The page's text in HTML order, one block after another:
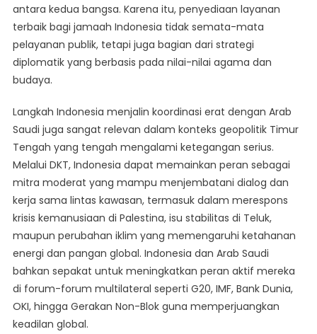
antara kedua bangsa. Karena itu, penyediaan layanan
terbaik bagi jamaah Indonesia tidak semata-mata
pelayanan publik, tetapi juga bagian dari strategi
diplomatik yang berbasis pada nilai-nilai agama dan
budaya.
Langkah Indonesia menjalin koordinasi erat dengan Arab
Saudi juga sangat relevan dalam konteks geopolitik Timur
Tengah yang tengah mengalami ketegangan serius.
Melalui DKT, Indonesia dapat memainkan peran sebagai
mitra moderat yang mampu menjembatani dialog dan
kerja sama lintas kawasan, termasuk dalam merespons
krisis kemanusiaan di Palestina, isu stabilitas di Teluk,
maupun perubahan iklim yang memengaruhi ketahanan
energi dan pangan global. Indonesia dan Arab Saudi
bahkan sepakat untuk meningkatkan peran aktif mereka
di forum-forum multilateral seperti G20, IMF, Bank Dunia,
OKI, hingga Gerakan Non-Blok guna memperjuangkan
keadilan global.